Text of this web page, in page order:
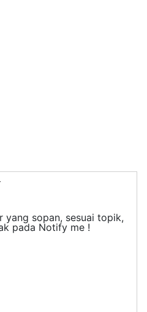
sopan, sesuai topik,
pada Notify me !